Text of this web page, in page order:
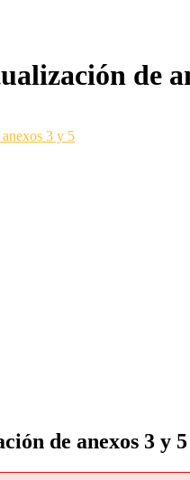
de
3 y 5
de anexos 3 y 5